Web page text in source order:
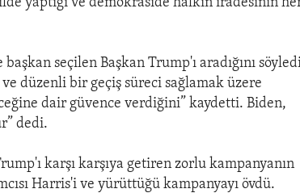
seçilen Başkan Trump'ı aradığını
düzenli bir geçiş süreci sağlamak üzere
dair güvence verdiğini” kaydetti. Biden,
dedi.
karşı karşıya getiren zorlu kampanyanın
Harris'i ve yürüttüğü kampanyayı övdü.